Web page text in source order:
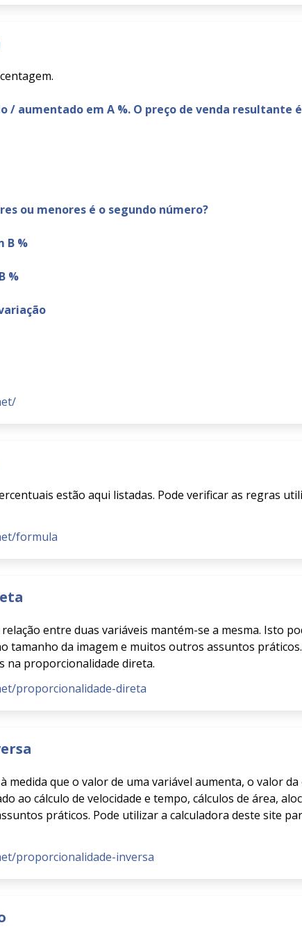
/ aumentado em A %. O preço de venda resultante
ou menores é o segundo número?
B %
%
estão aqui listadas. Pode verificar as regras
formula
entre duas variáveis mantém-se a mesma. Isto
tamanho da imagem e muitos outros assuntos
na proporcionalidade direta.
proporcionalidade-direta
medida que o valor de uma variável aumenta, o valor
ao cálculo de velocidade e tempo, cálculos de área,
práticos. Pode utilizar a calculadora deste site
proporcionalidade-inversa